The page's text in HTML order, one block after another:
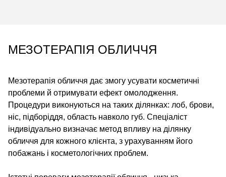
МЕЗОТЕРАПІЯ ОБЛИЧЧЯ
Мезотерапія обличчя дає змогу усувати косметичні
проблеми й отримувати ефект омолодження.
Процедури виконуються на таких ділянках: лоб, брови,
ніс, підборіддя, область навколо губ. Спеціаліст
індивідуально визначає метод впливу на ділянку
обличчя для кожного клієнта, з урахуванням його
побажань і косметологічних проблем.